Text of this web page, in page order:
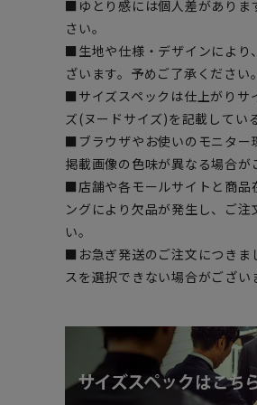
■ゆとり感には個人差がありま
さい。
■生地や仕様・デザインにより
ざいます。予めご了承ください。
■サイズスペックは仕上がりサ
ズ(ヌードサイズ)を記載してい
■ブラウザやお使いのモニター
掲載画像の色味が異なる場合が
■店舗や各モールサイトと商品
ングにより欠品が発生し、ご
い。
■お急ぎ発送のご注文につきま
スを選択できない場合がござい